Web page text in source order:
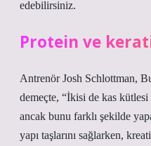
edebilirsiniz.
Protein ve
Antrenör Josh Schlottman,
demeçte, “İkisi de kas kütlesi
ancak bunu farklı şekilde
yapı taşlarını sağlarken,